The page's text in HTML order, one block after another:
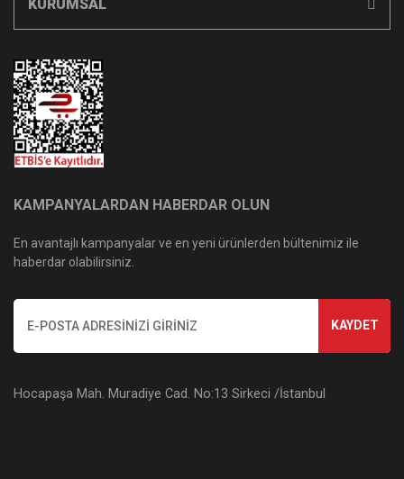
KURUMSAL
KAMPANYALARDAN HABERDAR OLUN
En avantajlı kampanyalar ve en yeni ürünlerden bültenimiz ile
haberdar olabilirsiniz.
KAYDET
Hocapaşa Mah. Muradiye Cad. No:13 Sirkeci /İstanbul